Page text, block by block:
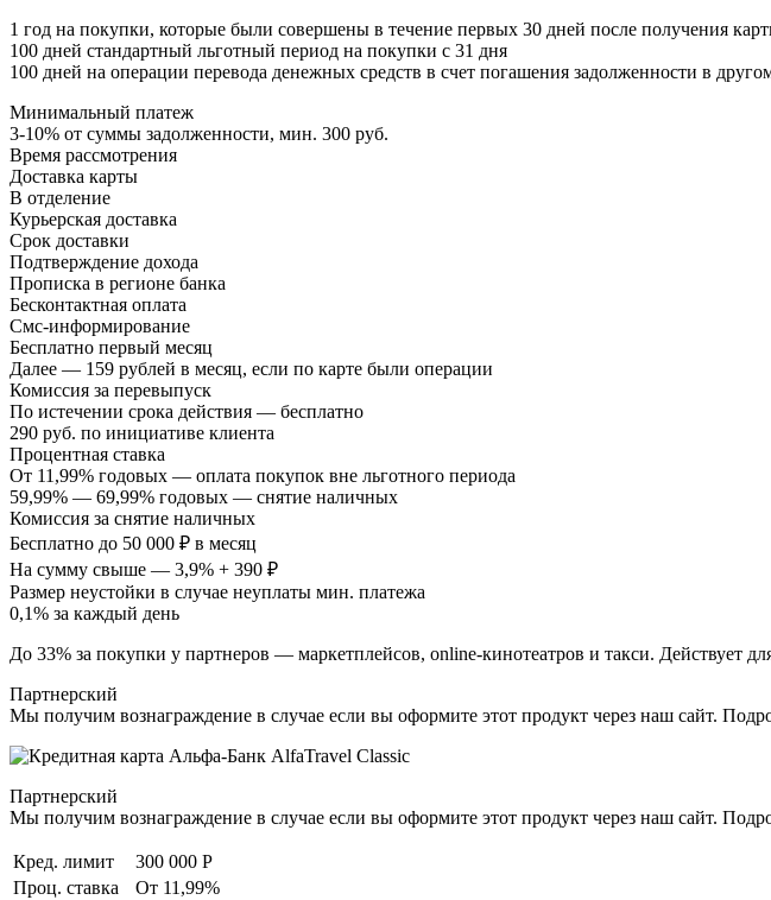
1 год на покупки, которые были совершены в течение первых 30 дней после получения
100 дней стандартный льготный период на покупки с 31 дня
100 дней на операции перевода денежных средств в счет погашения задолженности в
Минимальный платеж
3-10% от суммы задолженности, мин. 300 руб.
Время рассмотрения
Доставка карты
В отделение
Курьерская доставка
Срок доставки
Подтверждение дохода
Прописка в регионе банка
Бесконтактная оплата
Смс-информирование
Бесплатно первый месяц
Далее — 159 рублей в месяц, если по карте были операции
Комиссия за перевыпуск
По истечении срока действия — бесплатно
290 руб. по инициативе клиента
Процентная ставка
От 11,99% годовых — оплата покупок вне льготного периода
59,99% — 69,99% годовых — снятие наличных
Комиссия за снятие наличных
Бесплатно до 50 000 ₽ в месяц
На сумму свыше — 3,9% + 390 ₽
Размер неустойки в случае неуплаты мин. платежа
0,1% за каждый день
До 33% за покупки у партнеров — маркетплейсов, online-кинотеатров и такси. Действует
Партнерский
Мы получим вознаграждение в случае если вы оформите этот продукт через наш сайт.
Партнерский
Мы получим вознаграждение в случае если вы оформите этот продукт через наш сайт.
Кред. лимит
300 000 Р
Проц. ставка
От 11,99%